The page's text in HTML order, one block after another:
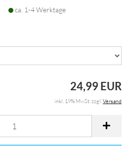
ca. 1-4 Werktage
24,99 EUR
inkl. 19% MwSt. zzgl.Versand